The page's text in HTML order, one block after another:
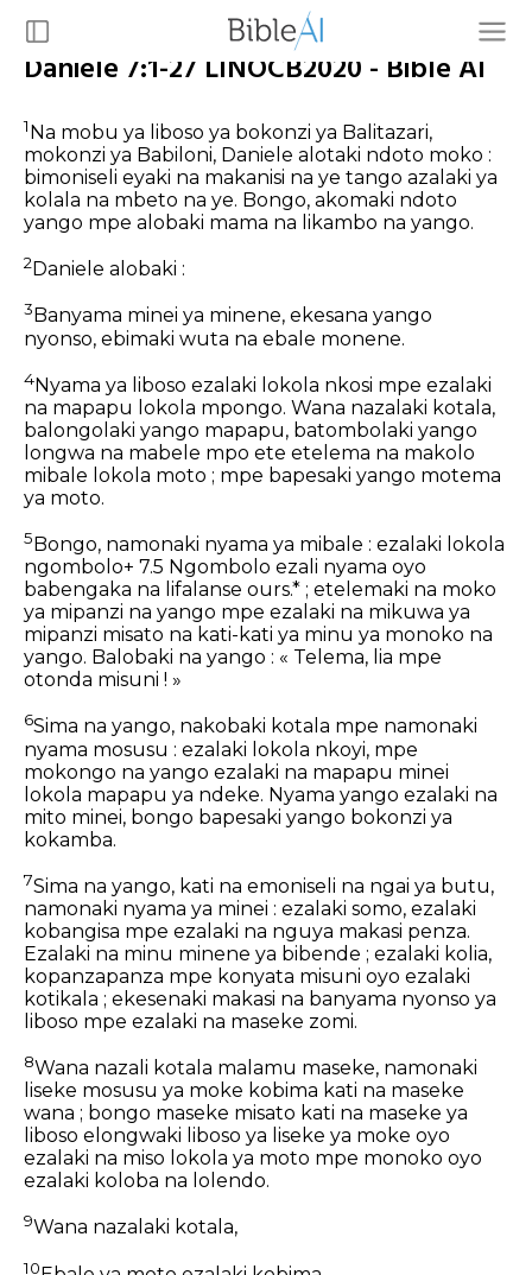
Daniele 7:1-27 LINOCB2020 - Bible AI
1Na mobu ya liboso ya bokonzi ya Balitazari,
mokonzi ya Babiloni, Daniele alotaki ndoto moko :
bimoniseli eyaki na makanisi na ye tango azalaki ya
kolala na mbeto na ye. Bongo, akomaki ndoto
yango mpe alobaki mama na likambo na yango.
2 Daniele alobaki :
3 Banyama minei ya minene, ekesana yango
nyonso, ebimaki wuta na ebale monene.
4Nyama ya liboso ezalaki lokola nkosi mpe ezalaki
na mapapu lokola mpongo. Wana nazalaki kotala,
balongolaki yango mapapu, batombolaki yango
longwa na mabele mpo ete etelema na makolo
mibale lokola moto ; mpe bapesaki yango motema
ya moto.
5 Bongo, namonaki nyama ya mibale : ezalaki lokola
ngombolo+ 7.5 Ngombolo ezali nyama oyo
babengaka na lifalanse ours.* ; etelemaki na moko
ya mipanzi na yango mpe ezalaki na mikuwa ya
mipanzi misato na kati-kati ya minu ya monoko na
yango. Balobaki na yango : « Telema, lia mpe
otonda misuni ! »
6Sima na yango, nakobaki kotala mpe namonaki
nyama mosusu : ezalaki lokola nkoyi, mpe
mokongo na yango ezalaki na mapapu minei
lokola mapapu ya ndeke. Nyama yango ezalaki na
mito minei, bongo bapesaki yango bokonzi ya
kokamba.
7Sima na yango, kati na emoniseli na ngai ya butu,
namonaki nyama ya minei : ezalaki somo, ezalaki
kobangisa mpe ezalaki na nguya makasi penza.
Ezalaki na minu minene ya bibende ; ezalaki kolia,
kopanzapanza mpe konyata misuni oyo ezalaki
kotikala ; ekesenaki makasi na banyama nyonso ya
liboso mpe ezalaki na maseke zomi.
8Wana nazali kotala malamu maseke, namonaki
liseke mosusu ya moke kobima kati na maseke
wana ; bongo maseke misato kati na maseke ya
liboso elongwaki liboso ya liseke ya moke oyo
ezalaki na miso lokola ya moto mpe monoko oyo
ezalaki koloba na lolendo.
9Wana nazalaki kotala,
10